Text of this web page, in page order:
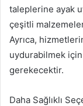
taleplerine ayak
çeşitli
Ayrıca,
uydurabilmek
gerekecektir.
Daha Sağlıklı